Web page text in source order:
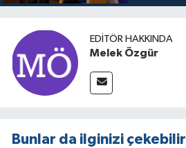
EDITÖR HAKKINDA
Melek Özgür
Bunlar da ilginizi çekebilir